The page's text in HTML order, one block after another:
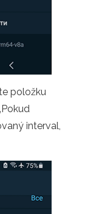
položku
interval,